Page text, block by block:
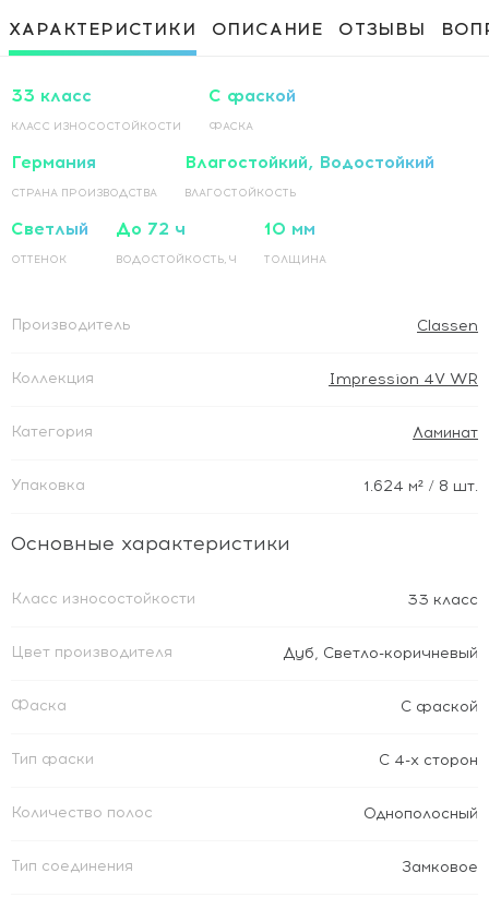
покрытия на основание по прямой
Приклеивание ламинированного
ХАРАКТЕРИСТИКИ ОПИСАНИЕ ОТЗЫВЫ
33 класс
КЛАСС ИЗНОСОСТОЙКОСТИ
С фаской
ФАСКА
Германия
СТРАНА ПРОИЗВОДСТВА
Влагостойкий, Водостойкий
ВЛАГОСТОЙКОСТЬ
Светлый
ОТТЕНОК
До 72 ч
ВОДОСТОЙКОСТЬ, Ч
10 мм
ТОЛЩИНА
Производитель Classen
Коллекция Impression 4V WR
Категория Ламинат
Упаковка 1.624 м² / 8 шт.
Основные характеристики
Класс износостойкости 33 класс
Цвет производителя Дуб, Светло-коричневый
Фаска С фаской
Тип фаски С 4-х сторон
Количество полос Однополосный
Тип соединения Замковое